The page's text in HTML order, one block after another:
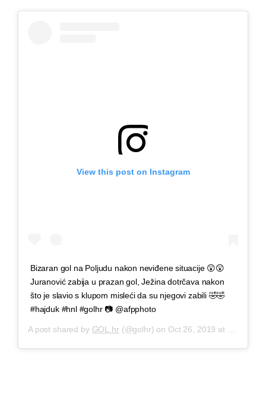
View this post on Instagram
Bizaran gol na Poljudu nakon neviđene situacije 😲😲
Juranović zabija u prazan gol, Ježina dotrčava nakon
što je slavio s klupom misleći da su njegovi zabili 🤣🤣
#hajduk #hnl #golhr 📷 @afpphoto
A post shared by GOL.hr (@golhr) on Oct 26, 2019 at 8:30am PDT